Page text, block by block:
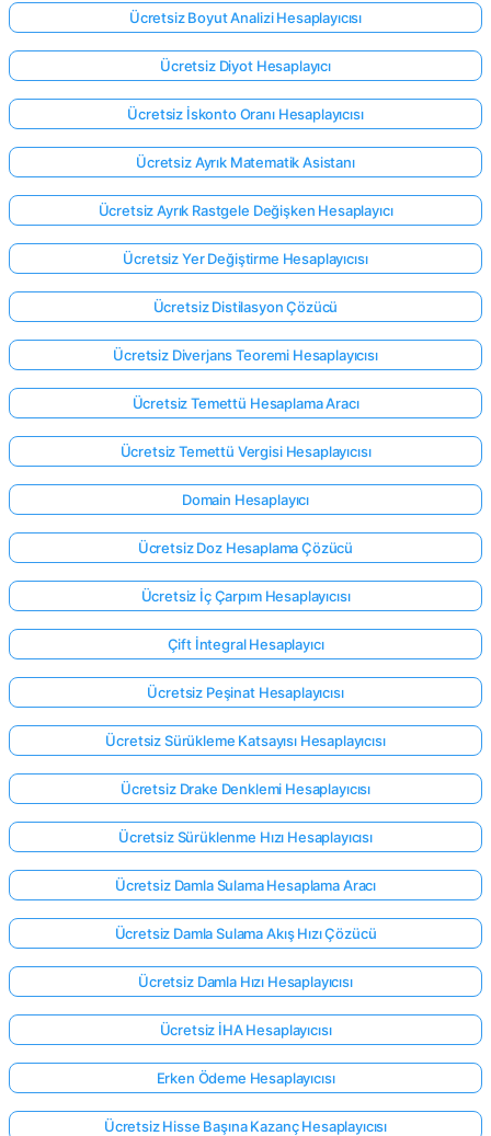
Ücretsiz Boyut Analizi Hesaplayıcısı
Ücretsiz Diyot Hesaplayıcı
Ücretsiz İskonto Oranı Hesaplayıcısı
Ücretsiz Ayrık Matematik Asistanı
Ücretsiz Ayrık Rastgele Değişken Hesaplayıcı
Ücretsiz Yer Değiştirme Hesaplayıcısı
Ücretsiz Distilasyon Çözücü
Ücretsiz Diverjans Teoremi Hesaplayıcısı
Ücretsiz Temettü Hesaplama Aracı
Ücretsiz Temettü Vergisi Hesaplayıcısı
Domain Hesaplayıcı
Ücretsiz Doz Hesaplama Çözücü
Ücretsiz İç Çarpım Hesaplayıcısı
Çift İntegral Hesaplayıcı
Ücretsiz Peşinat Hesaplayıcısı
Ücretsiz Sürükleme Katsayısı Hesaplayıcısı
Ücretsiz Drake Denklemi Hesaplayıcısı
Ücretsiz Sürüklenme Hızı Hesaplayıcısı
Ücretsiz Damla Sulama Hesaplama Aracı
Ücretsiz Damla Sulama Akış Hızı Çözücü
Ücretsiz Damla Hızı Hesaplayıcısı
Ücretsiz İHA Hesaplayıcısı
Erken Ödeme Hesaplayıcısı
Ücretsiz Hisse Başına Kazanç Hesaplayıcısı